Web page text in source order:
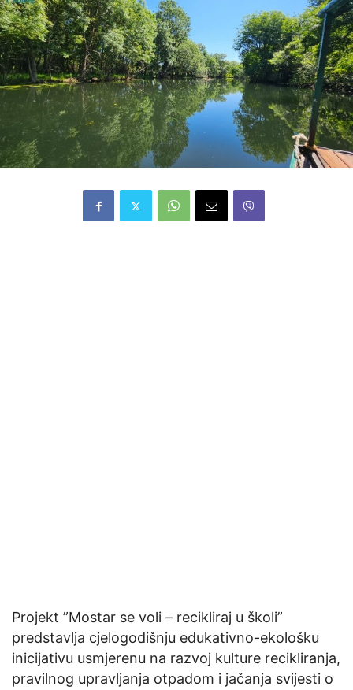
Projekt ”Mostar se voli – recikliraj u školi”
predstavlja cjelogodišnju edukativno-ekološku
inicijativu usmjerenu na razvoj kulture recikliranja,
pravilnog upravljanja otpadom i jačanja svijesti o